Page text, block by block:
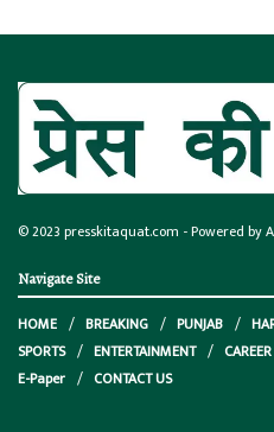
© 2023 presskitaquat.com - Powered by
Navigate Site
HOME
BREAKING PUNJAB
SPORTS
ENTERTAINMENT CAREER
E-Paper
CONTACT US